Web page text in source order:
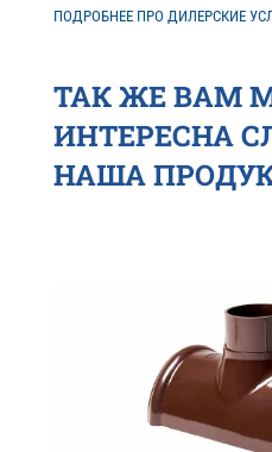
ПОДРОБНЕЕ ПРО ДИЛЕРСКИЕ
ТАК ЖЕ ВАМ
ИНТЕРЕСНА
НАША